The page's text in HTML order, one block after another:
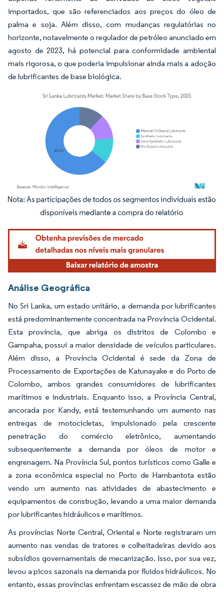
importados, que são referenciados aos preços do óleo de
palma e soja. Além disso, com mudanças regulatórias no
horizonte, notavelmente o regulador de petróleo anunciado em
agosto de 2023, há potencial para conformidade ambiental
mais rigorosa, o que poderia impulsionar ainda mais a adoção
de lubrificantes de base biológica.
Imagem © Mordor Intelligence. O reuso requer atribuição conforme CC BY 4.0.
Análise Geográfica
No Sri Lanka, um estado unitário, a demanda por lubrificantes
está predominantemente concentrada na Província Ocidental.
Esta província, que abriga os distritos de Colombo e
Gampaha, possui a maior densidade de veículos particulares.
Além disso, a Província Ocidental é sede da Zona de
Processamento de Exportações de Katunayake e do Porto de
Colombo, ambos grandes consumidores de lubrificantes
marítimos e industriais. Enquanto isso, a Província Central,
ancorada por Kandy, está testemunhando um aumento nas
entregas de motocicletas, impulsionado pela crescente
penetração do comércio eletrônico, aumentando
subsequentemente a demanda por óleos de motor e
engrenagem. Na Província Sul, pontos turísticos como Galle e
a zona econômica especial no Porto de Hambantota estão
vendo um aumento nas atividades de abastecimento e
equipamentos de construção, levando a uma maior demanda
por lubrificantes hidráulicos e marítimos.
As províncias Norte Central, Oriental e Norte registraram um
aumento nas vendas de tratores e colheitadeiras devido aos
subsídios governamentais de mecanização. Isso, por sua vez,
levou a picos sazonais na demanda por fluidos hidráulicos. No
entanto, essas províncias enfrentam escassez de mão de obra